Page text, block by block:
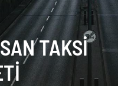
TAKSI